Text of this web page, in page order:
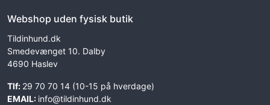
Webshop uden fysisk butik
Tildinhund.dk
Smedevænget 10. Dalby
4690 Haslev
Tlf: 29 70 70 14 (10-15 på hverdage)
EMAIL: info@tildinhund.dk